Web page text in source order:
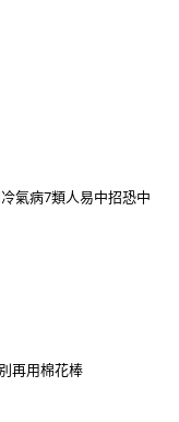
氣病7類人易中招恐中
再用棉花棒